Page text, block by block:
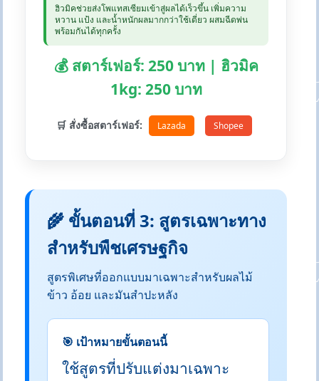
ฮิวมิคช่วยส่งโพแทสเซียมเข้าสู่ผลได้เร็วขึ้น เพิ่มความ
หวาน แป้ง และน้ำหนักผลมากกว่าใช้เดี่ยว ผสมฉีดพ่น
พร้อมกันได้ทุกครั้ง
💰 สตาร์เฟอร์: 250 บาท | ฮิวมิค
1kg: 250 บาท
🛒 สั่งซื้อสตาร์เฟอร์: Lazada Shopee
🌾 ขั้นตอนที่ 3: สูตรเฉพาะทาง
สำหรับพืชเศรษฐกิจ
สูตรพิเศษที่ออกแบบมาเฉพาะสำหรับผลไม้
ข้าว อ้อย และมันสำปะหลัง
🎯 เป้าหมายขั้นตอนนี้
ใช้สูตรที่ปรับแต่งมาเฉพาะ